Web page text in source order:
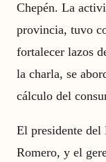
Chepén. La
provincia, tuvo
fortalecer lazos
la charla, se
cálculo del
El presidente del
Romero, y el